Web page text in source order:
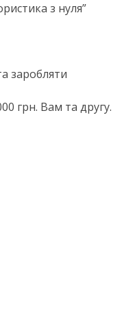
з нуля”
заробляти
грн. Вам та другу.